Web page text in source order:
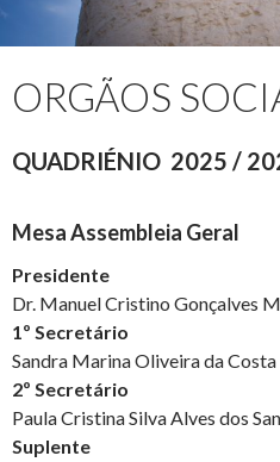
ORGÃOS
QUADRIÉNIO 2025 /
Mesa Assembleia Geral
Presidente
Dr. Manuel Cristino Gonçalves
1º Secretário
Sandra Marina Oliveira da Costa
2º Secretário
Paula Cristina Silva Alves dos
Suplente